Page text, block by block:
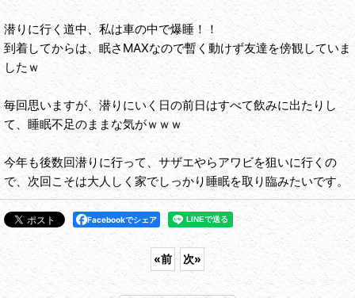
潜りに行く道中、私は車の中で爆睡！！
到着してからは、眠さMAXなので暫く動けず友達を傍観していま
したｗ
毎回思いますが、潜りにいく日の前日はすべて飲みに出たりし
て、睡眠不足のままな気がｗｗｗ
今年も後数回潜りに行って、サザエやらアワビを狙いに行くの
で、次回こそは大人しく家でしっかり睡眠を取り臨みたいです。
Facebookでシェア
«前 次»